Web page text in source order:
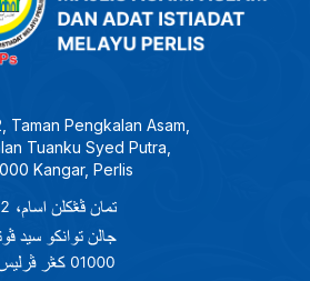
Taman Pengkalan Asam,
Tuanku Syed Putra,
Kangar, Perlis